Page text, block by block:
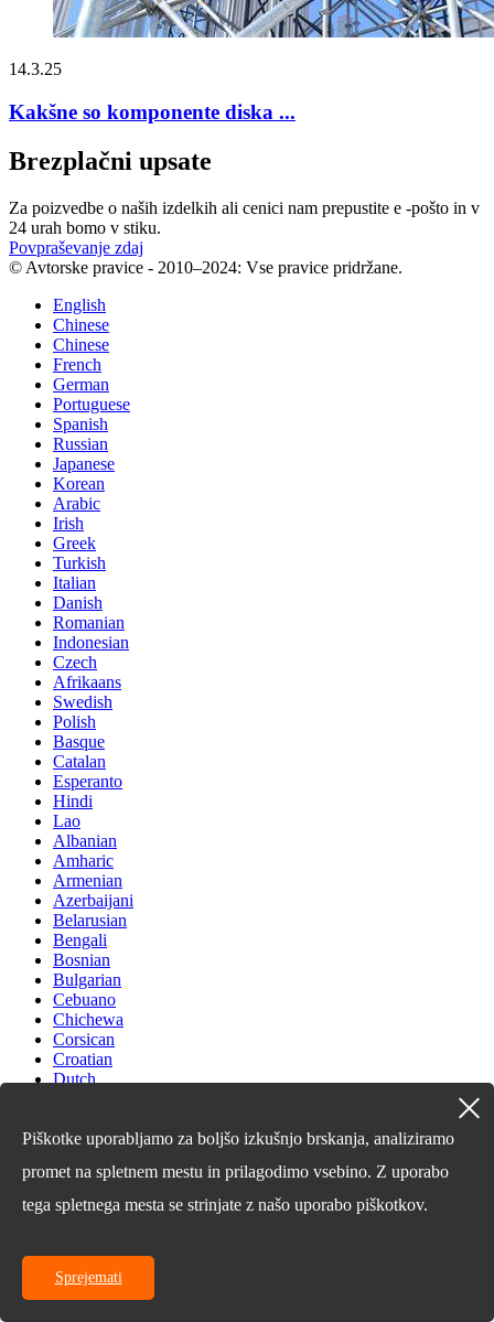
14.3.25
Kakšne so komponente diska ...
Brezplačni upsate
Za poizvedbe o naših izdelkih ali cenici nam prepustite e -pošto in v
24 urah bomo v stiku.
Povpraševanje zdaj
© Avtorske pravice - 2010–2024: Vse pravice pridržane.
English
Chinese
Chinese
French
German
Portuguese
Spanish
Russian
Japanese
Korean
Arabic
Irish
Greek
Turkish
Italian
Danish
Romanian
Indonesian
Czech
Afrikaans
Swedish
Polish
Basque
Catalan
Esperanto
Hindi
Lao
Albanian
Amharic
Armenian
Azerbaijani
Belarusian
Bengali
Bosnian
Bulgarian
Cebuano
Chichewa
Corsican
Croatian
Dutch
Finnish
Galician
Georgian
Gujarati
Hausa
Hawaiian
Hebrew
Piškotke uporabljamo za boljšo izkušnjo brskanja, analiziramo
promet na spletnem mestu in prilagodimo vsebino. Z uporabo
tega spletnega mesta se strinjate z našo uporabo piškotkov.
Sprejemati